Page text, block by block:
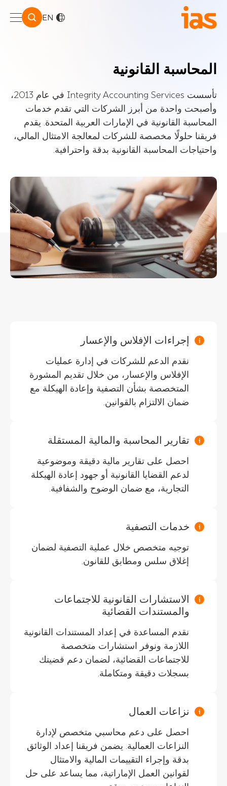
EN
المحاسبة القانونية
تأسست Integrity Accounting Services في عام 2013،
وأصبحت واحدة من أبرز الشركات التي تقدم خدمات
المحاسبة القانونية في الإمارات العربية المتحدة. يقدم
فريقنا حلولًا مخصصة للشركات لمعالجة الامتثال المالي،
واحتياجات المحاسبة القانونية بدقة واحترافية.
إجراءات الإفلاس والإعسار
نقدم الدعم للشركات في إدارة عمليات
الإفلاس والإعسار، من خلال تقديم المشورة
المتخصصة بشأن التصفية وإعادة الهيكلة مع
ضمان الالتزام بالقوانين.
تقارير المحاسبة والمالية المستقلة
احصل على تقارير مالية دقيقة وموضوعية
لدعم القضايا القانونية أو جهود إعادة الهيكلة
التجارية، مع ضمان الوضوح والشفافية.
خدمات التصفية
توجيه متخصص خلال عملية التصفية لضمان
إغلاق سلس ومطابق للقانون.
الاستشارات القانونية للاجتماعات
والمستندات القضائية
نقدم المساعدة في إعداد المستندات القانونية
اللازمة ونوفر استشارات متخصصة
للاجتماعات القضائية، لضمان دعم قضيتك
بسجلات دقيقة ومتكاملة.
نزاعات العمال
احصل على دعم محاسبي متخصص لإدارة
النزاعات العمالية. يضمن فريقنا إعداد الوثائق
بدقة وإجراء التقييمات المالية والامتثال
لقوانين العمل الإماراتية، مما يساعد على حل